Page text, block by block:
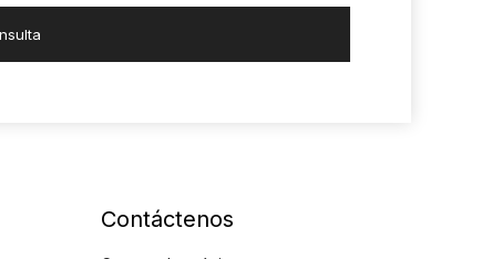
Contáctenos